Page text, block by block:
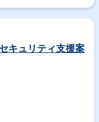
キュリティ支援案